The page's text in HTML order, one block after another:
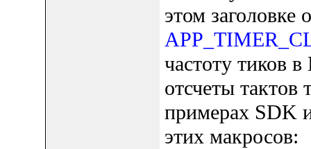
этом заголовке
частоту тиков
отсчеты
примерах SDK
этих макросов: